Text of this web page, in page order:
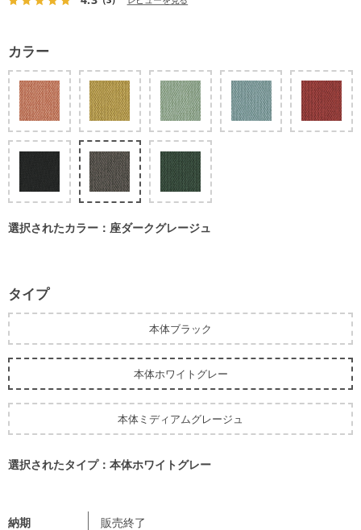
納期
販売終了
カラー
選択されたカラー：座ダークグレージュ
タイプ
本体ブラック
本体ホワイトグレー
本体ミディアムグレージュ
選択されたタイプ：本体ホワイトグレー